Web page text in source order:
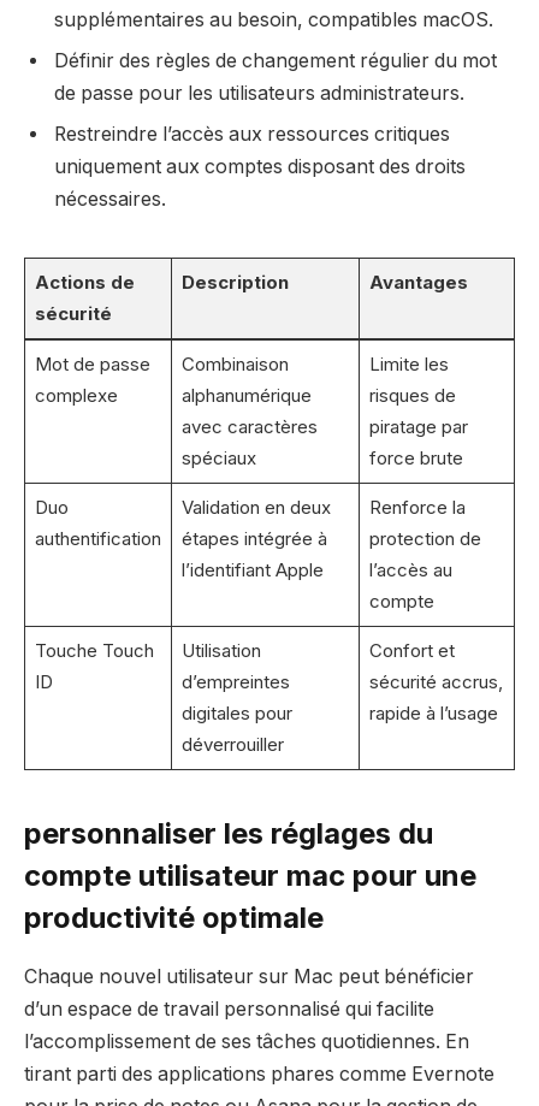
supplémentaires au besoin, compatibles macOS.
Définir des règles de changement régulier du mot
de passe pour les utilisateurs administrateurs.
Restreindre l’accès aux ressources critiques
uniquement aux comptes disposant des droits
nécessaires.
Actions de
sécurité
Description Avantages
Mot de passe
complexe
Combinaison
alphanumérique
avec caractères
spéciaux
Limite les
risques de
piratage par
force brute
Duo
authentification
Validation en deux
étapes intégrée à
l’identifiant Apple
Renforce la
protection de
l’accès au
compte
Touche Touch
ID
Utilisation
d’empreintes
digitales pour
déverrouiller
Confort et
sécurité accrus,
rapide à l’usage
personnaliser les réglages du
compte utilisateur mac pour une
productivité optimale
Chaque nouvel utilisateur sur Mac peut bénéficier
d’un espace de travail personnalisé qui facilite
l’accomplissement de ses tâches quotidiennes. En
tirant parti des applications phares comme Evernote